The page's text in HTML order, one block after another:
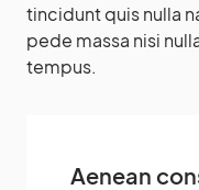
tincidunt quis nulla
pede massa nisi
tempus.
Aenean